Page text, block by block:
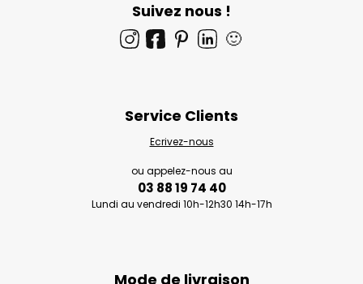
Suivez nous !
🙂
Mode de livraison
Service Clients
Ecrivez-nous
ou appelez-nous au
03 88 19 74 40
Lundi au vendredi 10h-12h30 14h-17h